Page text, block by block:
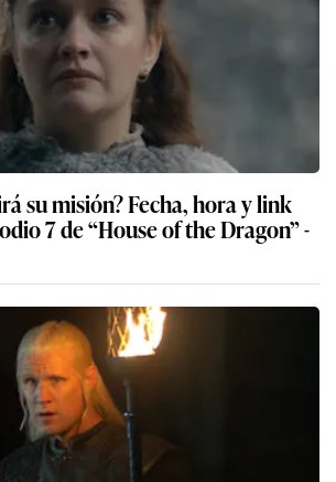
su misión? Fecha, hora y link
7 de “House of the Dragon” -